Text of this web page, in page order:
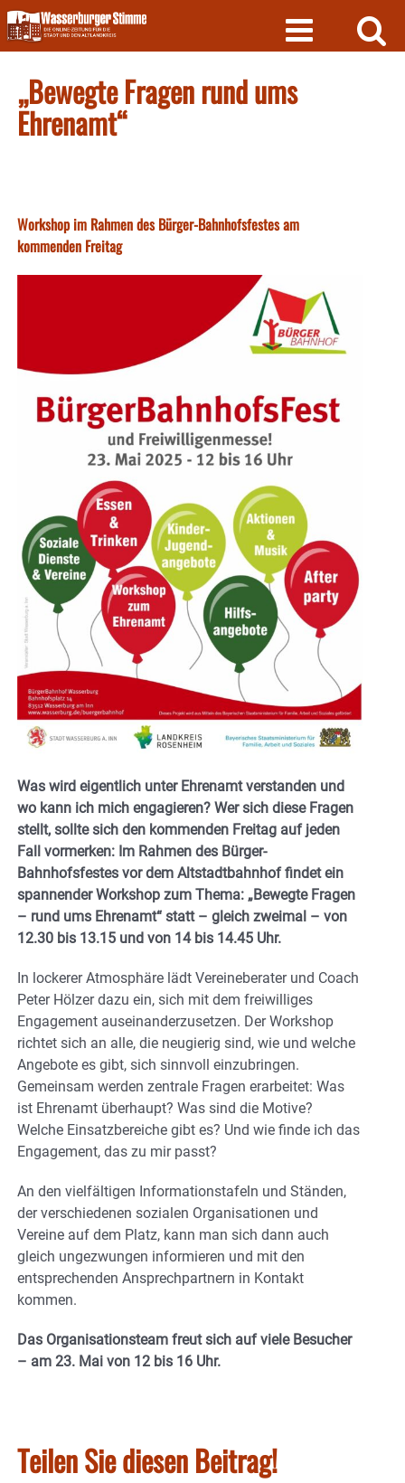
Skip
to
content
„Bewegte Fragen rund ums
Ehrenamt“
Workshop im Rahmen des Bürger-Bahnhofsfestes am
kommenden Freitag
Was wird eigentlich unter Ehrenamt verstanden und
wo kann ich mich engagieren? Wer sich diese Fragen
stellt, sollte sich den kommenden Freitag auf jeden
Fall vormerken: Im Rahmen des Bürger-
Bahnhofsfestes vor dem Altstadtbahnhof findet ein
spannender Workshop zum Thema: „Bewegte Fragen
– rund ums Ehrenamt“ statt – gleich zweimal – von
12.30 bis 13.15 und von 14 bis 14.45 Uhr.
In lockerer Atmosphäre lädt Vereineberater und Coach
Peter Hölzer dazu ein, sich mit dem freiwilliges
Engagement auseinanderzusetzen. Der Workshop
richtet sich an alle, die neugierig sind, wie und welche
Angebote es gibt, sich sinnvoll einzubringen.
Gemeinsam werden zentrale Fragen erarbeitet: Was
ist Ehrenamt überhaupt? Was sind die Motive?
Welche Einsatzbereiche gibt es? Und wie finde ich das
Engagement, das zu mir passt?
An den vielfältigen Informationstafeln und Ständen,
der verschiedenen sozialen Organisationen und
Vereine auf dem Platz, kann man sich dann auch
gleich ungezwungen informieren und mit den
entsprechenden Ansprechpartnern in Kontakt
kommen.
Das Organisationsteam freut sich auf viele Besucher
– am 23. Mai von 12 bis 16 Uhr.
Teilen Sie diesen Beitrag!